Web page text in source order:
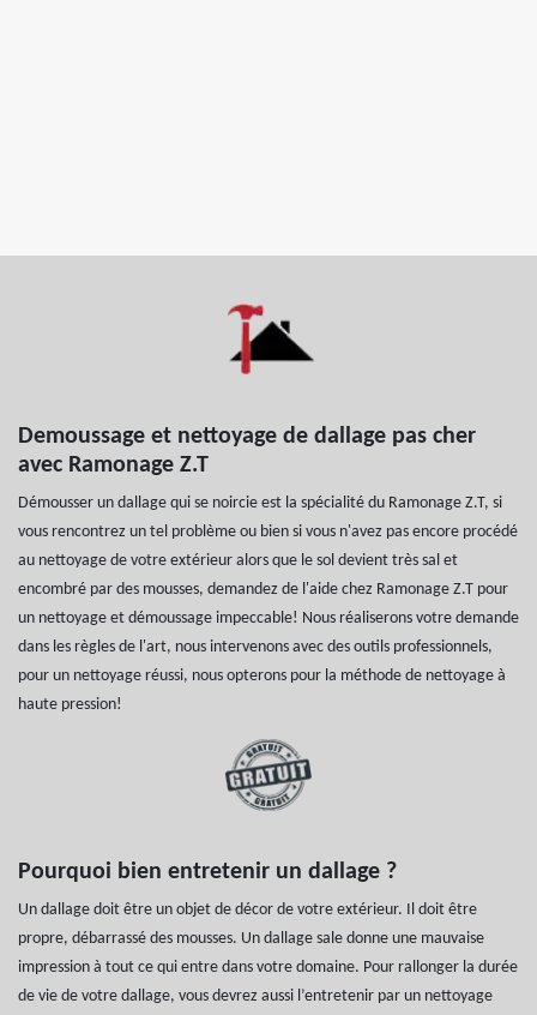
Demoussage et nettoyage de dallage pas cher
avec Ramonage Z.T
Démousser un dallage qui se noircie est la spécialité du Ramonage Z.T, si
vous rencontrez un tel problème ou bien si vous n'avez pas encore procédé
au nettoyage de votre extérieur alors que le sol devient très sal et
encombré par des mousses, demandez de l'aide chez Ramonage Z.T pour
un nettoyage et démoussage impeccable! Nous réaliserons votre demande
dans les règles de l'art, nous intervenons avec des outils professionnels,
pour un nettoyage réussi, nous opterons pour la méthode de nettoyage à
haute pression!
Pourquoi bien entretenir un dallage ?
Un dallage doit être un objet de décor de votre extérieur. Il doit être
propre, débarrassé des mousses. Un dallage sale donne une mauvaise
impression à tout ce qui entre dans votre domaine. Pour rallonger la durée
de vie de votre dallage, vous devrez aussi l’entretenir par un nettoyage